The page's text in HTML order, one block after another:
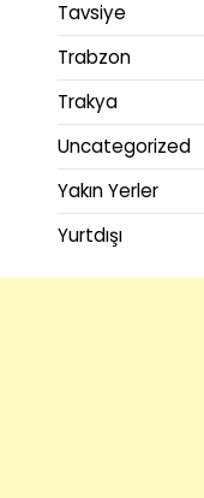
Tavsiye
Trabzon
Trakya
Uncategorized
Yakın Yerler
Yurtdışı